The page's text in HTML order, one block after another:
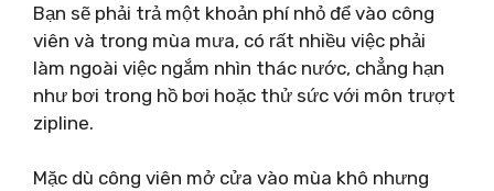
Bạn sẽ phải trả một khoản phí nhỏ để vào công
viên và trong mùa mưa, có rất nhiều việc phải
làm ngoài việc ngắm nhìn thác nước, chẳng hạn
như bơi trong hồ bơi hoặc thử sức với môn trượt
zipline.
Mặc dù công viên mở cửa vào mùa khô nhưng